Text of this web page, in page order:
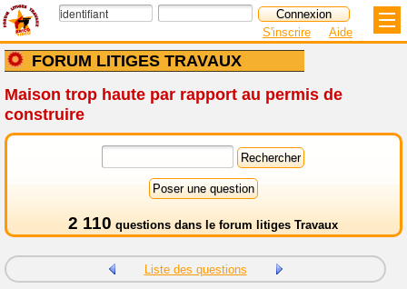
FORUM LITIGES TRAVAUX
S'inscrire Aide
Maison trop haute par rapport au permis de
construire
2 110 questions dans le forum litiges Travaux
Liste des questions